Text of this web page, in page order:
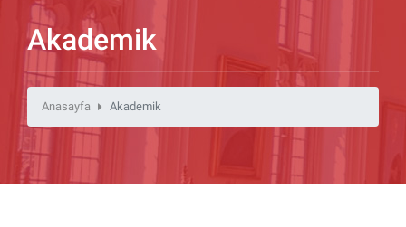
"Nagish
BiClick"
sistemi
bulunur.
Akademik
Anasayfa Akademik